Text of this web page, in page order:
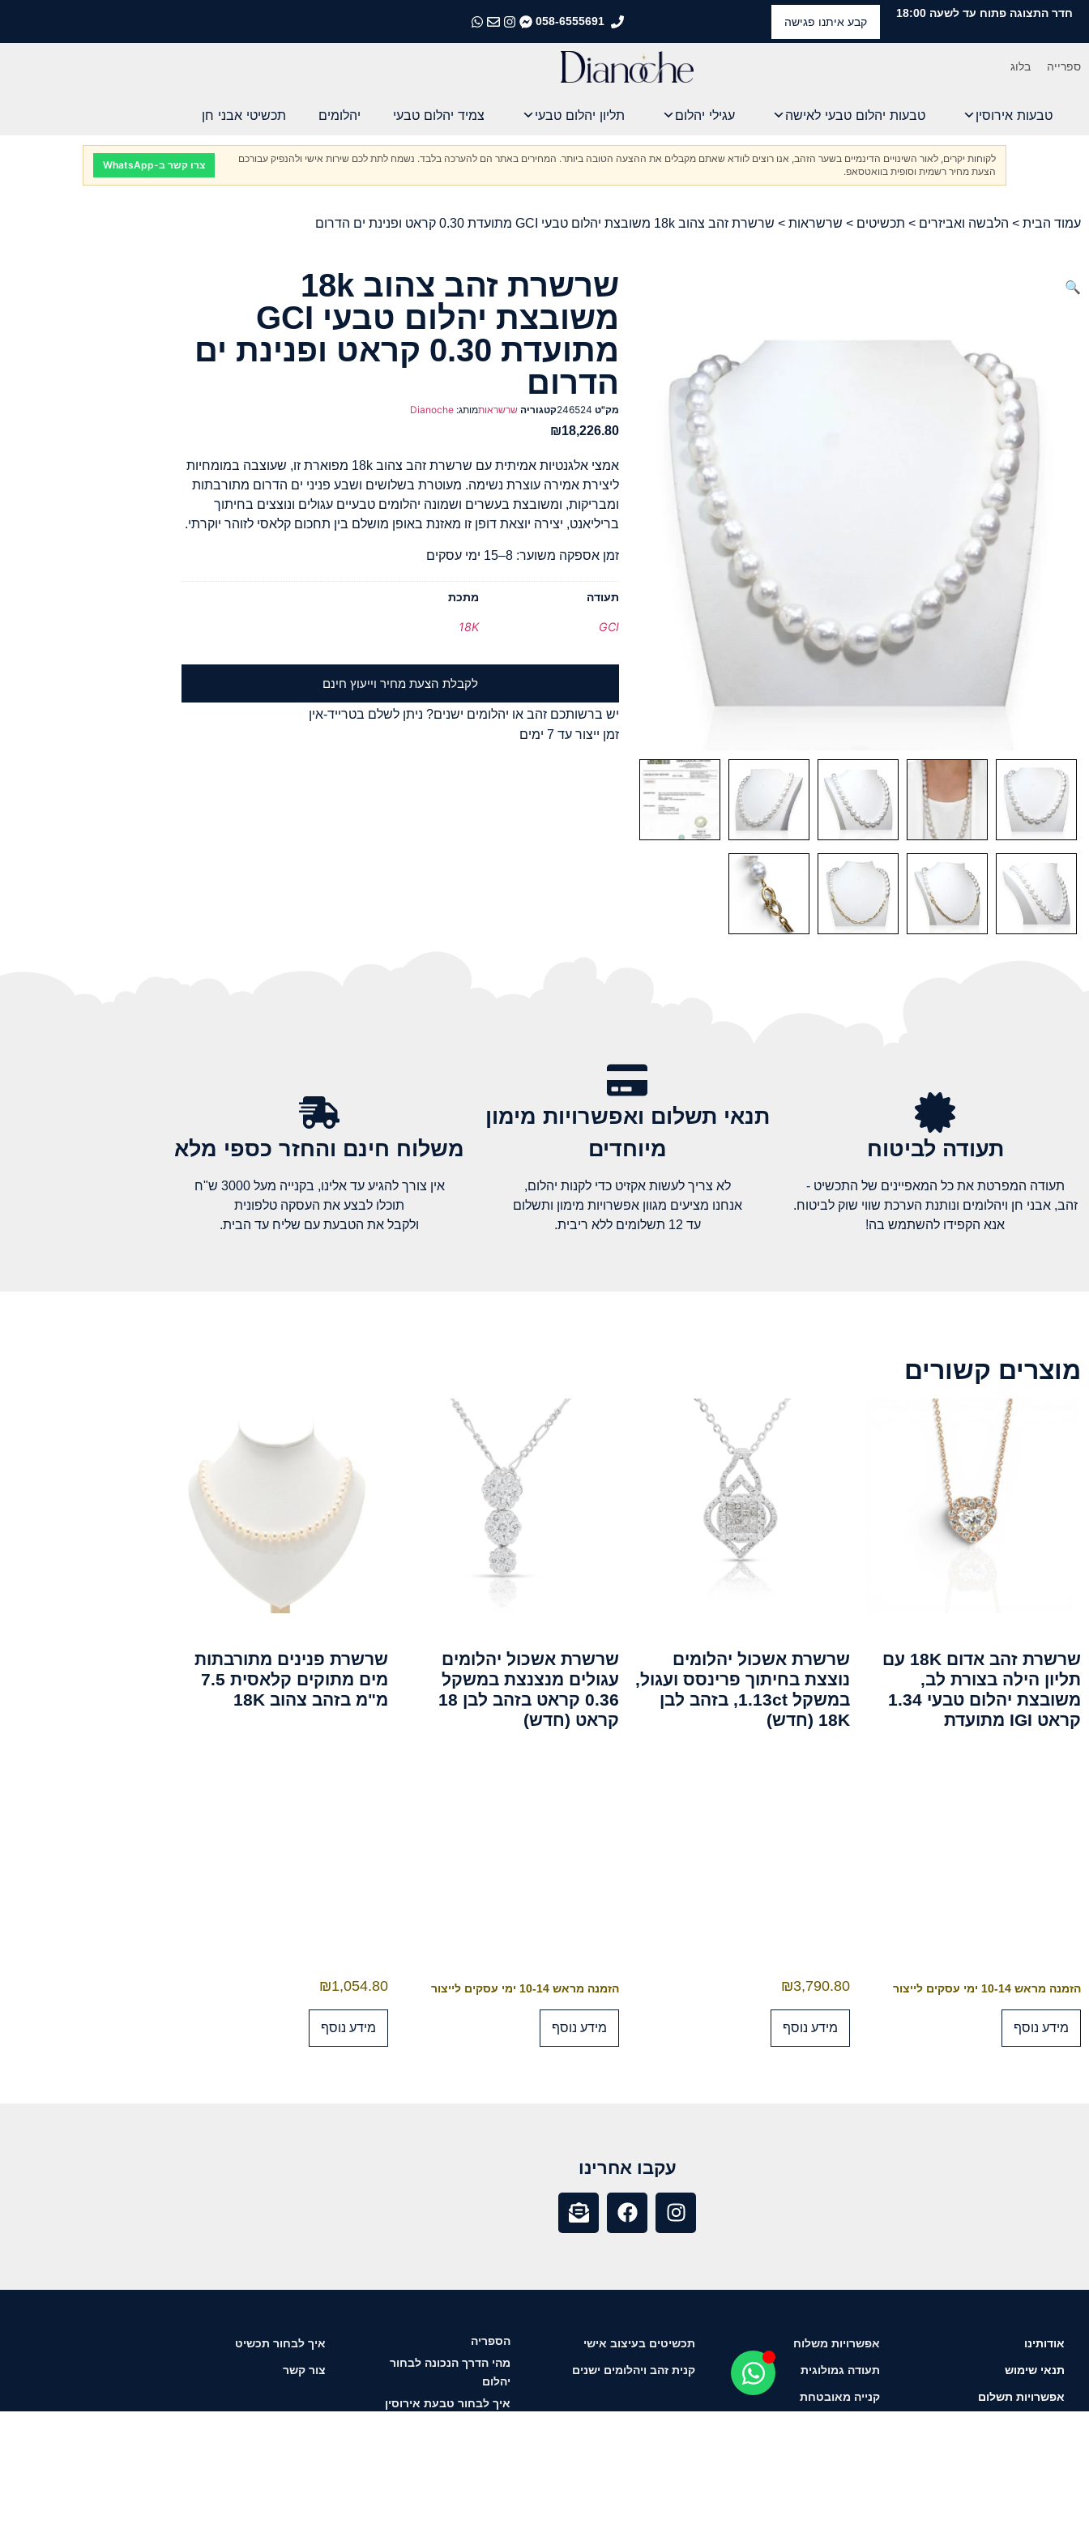
חדר התצוגה פתוח עד לשעה 18:00
קבע איתנו פגישה 058-6555691
התקשרו אלינו
התקשרו אלינו
התקשרו אלינו
התקשרו אלינו
ספרייה בלוג
טבעות אירוסין טבעות יהלום טבעי לאישה עגילי יהלום תליון יהלום טבעי צמיד יהלום טבעי יהלומים תכשיטי אבני חן
לקוחות יקרים, לאור השינויים הדינמיים בשער הזהב, אנו רוצים לוודא שאתם מקבלים את ההצעה הטובה ביותר. המחירים באתר הם להערכה בלבד. נשמח לתת לכם שירות אישי ולהנפיק עבורכם
הצעת מחיר רשמית וסופית בוואטסאפ.
צרו קשר ב-WhatsApp
עמוד הבית > הלבשה ואביזרים > תכשיטים > שרשראות > שרשרת זהב צהוב 18k משובצת יהלום טבעי GCI מתועדת 0.30 קראט ופנינת ים הדרום
🔍
שרשרת זהב צהוב 18k
משובצת יהלום טבעי GCI
מתועדת 0.30 קראט ופנינת ים
הדרום
מק"ט 246524קטגוריה שרשראותמותג: Dianoche
₪18,226.80
אמצי אלגנטיות אמיתית עם שרשרת זהב צהוב 18k מפוארת זו, שעוצבה במומחיות
ליצירת אמירה עוצרת נשימה. מעוטרת בשלושים ושבע פניני ים הדרום מתורבתות
ומבריקות, ומשובצת בעשרים ושמונה יהלומים טבעיים עגולים ונוצצים בחיתוך
בריליאנט, יצירה יוצאת דופן זו מאזנת באופן מושלם בין תחכום קלאסי לזוהר יוקרתי.
זמן אספקה משוער: 8–15 ימי עסקים
תעודה
GCI
מתכת
18K
לקבלת הצעת מחיר וייעוץ חינם
יש ברשותכם זהב או יהלומים ישנים? ניתן לשלם בטרייד-אין
זמן ייצור עד 7 ימים
תעודה לביטוח
תעודה המפרטת את כל המאפיינים של התכשיט -
זהב, אבני חן ויהלומים ונותנת הערכת שווי שוק לביטוח.
אנא הקפידו להשתמש בה!
תנאי תשלום ואפשרויות מימון
מיוחדים
לא צריך לעשות אקזיט כדי לקנות יהלום,
אנחנו מציעים מגוון אפשרויות מימון ותשלום
עד 12 תשלומים ללא ריבית.
משלוח חינם והחזר כספי מלא​
אין צורך להגיע עד אלינו, בקנייה מעל 3000 ש"ח
תוכלו לבצע את העסקה טלפונית
ולקבל את הטבעת עם שליח עד הבית.
מוצרים קשורים
שרשרת זהב אדום 18K עם
תליון הילה בצורת לב,
משובצת יהלום טבעי 1.34
קראט IGI מתועדת
הזמנה מראש 10-14 ימי עסקים לייצור
מידע נוסף
שרשרת אשכול יהלומים
נוצצת בחיתוך פרינסס ועגול,
במשקל 1.13ct, בזהב לבן
18K (חדש)
₪3,790.80
מידע נוסף
שרשרת אשכול יהלומים
עגולים מנצנצת במשקל
0.36 קראט בזהב לבן 18
קראט (חדש)
הזמנה מראש 10-14 ימי עסקים לייצור
מידע נוסף
שרשרת פנינים מתורבתות
מים מתוקים קלאסית 7.5
מ"מ בזהב צהוב 18K
₪1,054.80
מידע נוסף
עקבו אחרינו
אודותינו
תנאי שימוש
אפשרויות תשלום
אפשרויות משלוח
תעודה גמולוגית
קנייה מאובטחת
תכשיטים בעיצוב אישי
קנית זהב ויהלומים ישנים
הספריה
מהי הדרך הנכונה לבחור
יהלום
איך לבחור טבעת אירוסין
איך לבחור תכשיט
צור קשר